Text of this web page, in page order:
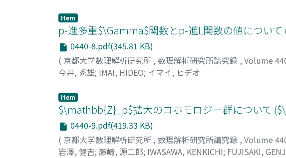
Item
p-進多重$\Gamma$関数とp-進L関数の値につい
0440-8.pdf(345.81 KB)
( 京都大学数理解析研究所 , 数理解析研究所講究録 , Volume
今井, 秀雄; IMAI, HIDEO; イマイ, ヒデオ
Item
$\mathbb{Z}_p$拡大のコホモロジー群について
0440-9.pdf(419.33 KB)
( 京都大学数理解析研究所 , 数理解析研究所講究録 , Volume
岩澤, 健吉; 藤崎, 源二郎; IWASAWA, KENKICHI; FUJISAKI,